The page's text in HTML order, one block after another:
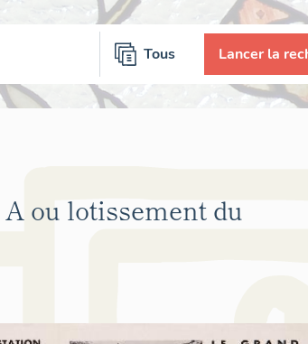
Tous Lancer la
ou lotissement du